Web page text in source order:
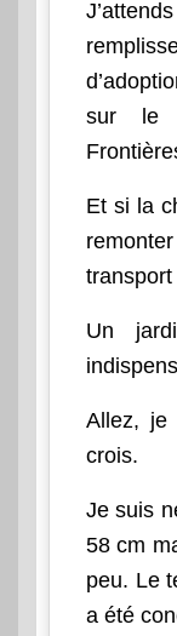
sur le
Et si la
transport
Un
Allez, je
crois.
Je suis
58 cm
peu. Le
a été